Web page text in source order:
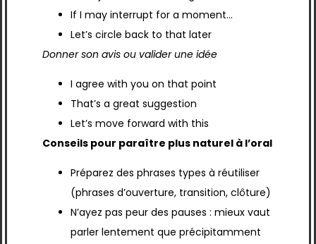
If I may interrupt for a moment…
Let’s circle back to that later
Donner son avis ou valider une idée
I agree with you on that point
That’s a great suggestion
Let’s move forward with this
Conseils pour paraître plus naturel à l’oral
Préparez des phrases types à réutiliser
(phrases d’ouverture, transition, clôture)
N’ayez pas peur des pauses : mieux vaut
parler lentement que précipitamment